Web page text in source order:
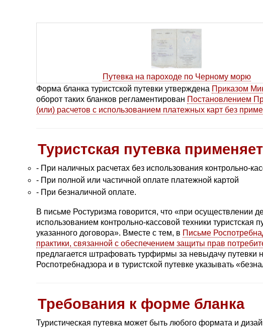
Путевка на пароходе по Черному морю
Форма бланка туристской путевки утверждена Приказом
оборот таких бланков регламентирован Постановлением
(или) расчетов с использованием платежных карт без
Туристская путевка
- При наличных расчетах без использования контрольно-
- При полной или частичной оплате платежной картой
- При безналичной оплате.
В письме Ростуризма говорится, что «при осуществлении
использованием контрольно-кассовой техники
указанного договора». Вместе с тем, в Письме
практики, связанной с обеспечением защиты прав
предлагается штрафовать турфирмы за невыдачу путевки
Роспотребнадзора и в туристской путевке указывать
Требования к форме бланка
Туристическая путевка может быть любого формата и